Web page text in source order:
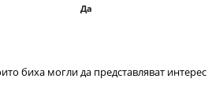
Да
биха могли да представляват интерес